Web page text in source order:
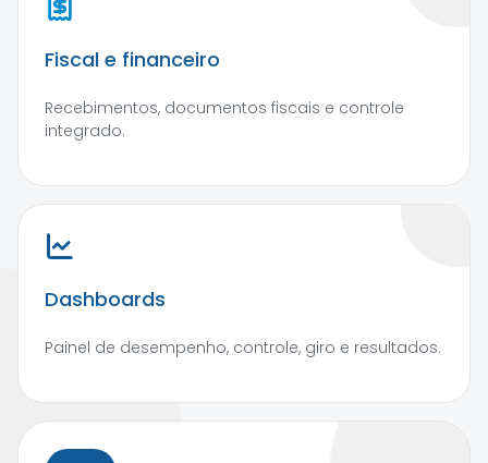
Fiscal e financeiro
Recebimentos, documentos fiscais e controle
integrado.
Dashboards
Painel de desempenho, controle, giro e resultados.